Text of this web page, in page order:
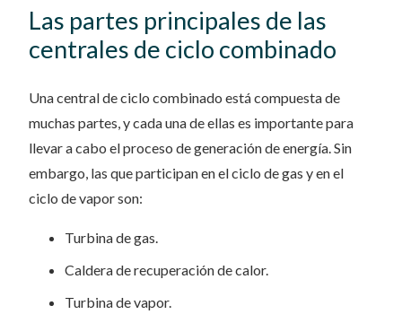
Las partes principales de las
centrales de ciclo combinado
Una central de ciclo combinado está compuesta de
muchas partes, y cada una de ellas es importante para
llevar a cabo el proceso de generación de energía. Sin
embargo, las que participan en el ciclo de gas y en el
ciclo de vapor son:
Turbina de gas.
Caldera de recuperación de calor.
Turbina de vapor.